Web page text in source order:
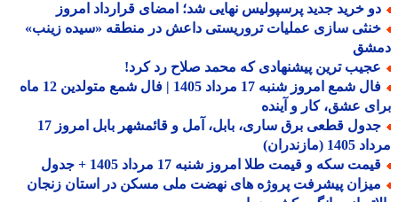
خرید جدید پرسپولیس نهایی شد؛ امضای قرارداد امروز
سازی عملیات تروریستی داعش در منطقه «سیده زینب»
ترین پیشنهادی که محمد صلاح رد کرد!
فال شمع امروز شنبه 17 مرداد 1405 | فال شمع متولدین 12 ماه
عشق، کار و آینده
جدول قطعی برق ساری، بابل، آمل و قائمشهر بابل امروز 17
(مازندران)
سکه و قیمت طلا امروز شنبه 17 مرداد 1405 + جدول
پیشرفت پروژه های نهضت ملی مسکن در استان زنجان